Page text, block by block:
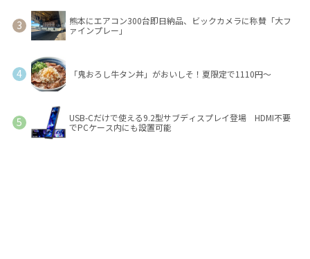
熊本にエアコン300台即日納品、ビックカメラに称賛「大フ
ァインプレー」
「鬼おろし牛タン丼」がおいしそ！夏限定で1110円～
USB-Cだけで使える9.2型サブディスプレイ登場 HDMI不要
でPCケース内にも設置可能